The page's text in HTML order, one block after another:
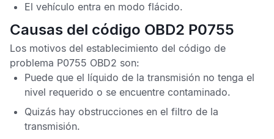
El vehículo entra en modo flácido.
Causas del código OBD2 P0755
Los motivos del establecimiento del código de
problema P0755 OBD2 son:
Puede que el líquido de la transmisión no tenga el
nivel requerido o se encuentre contaminado.
Quizás hay obstrucciones en el filtro de la
transmisión.